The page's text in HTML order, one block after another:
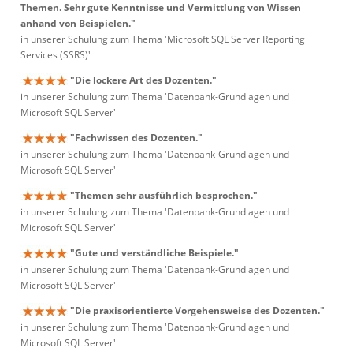
Themen. Sehr gute Kenntnisse und Vermittlung von Wissen
anhand von Beispielen."
in unserer Schulung zum Thema 'Microsoft SQL Server Reporting
Services (SSRS)'
"Die lockere Art des Dozenten."
in unserer Schulung zum Thema 'Datenbank-Grundlagen und
Microsoft SQL Server'
"Fachwissen des Dozenten."
in unserer Schulung zum Thema 'Datenbank-Grundlagen und
Microsoft SQL Server'
"Themen sehr ausführlich besprochen."
in unserer Schulung zum Thema 'Datenbank-Grundlagen und
Microsoft SQL Server'
"Gute und verständliche Beispiele."
in unserer Schulung zum Thema 'Datenbank-Grundlagen und
Microsoft SQL Server'
"Die praxisorientierte Vorgehensweise des Dozenten."
in unserer Schulung zum Thema 'Datenbank-Grundlagen und
Microsoft SQL Server'